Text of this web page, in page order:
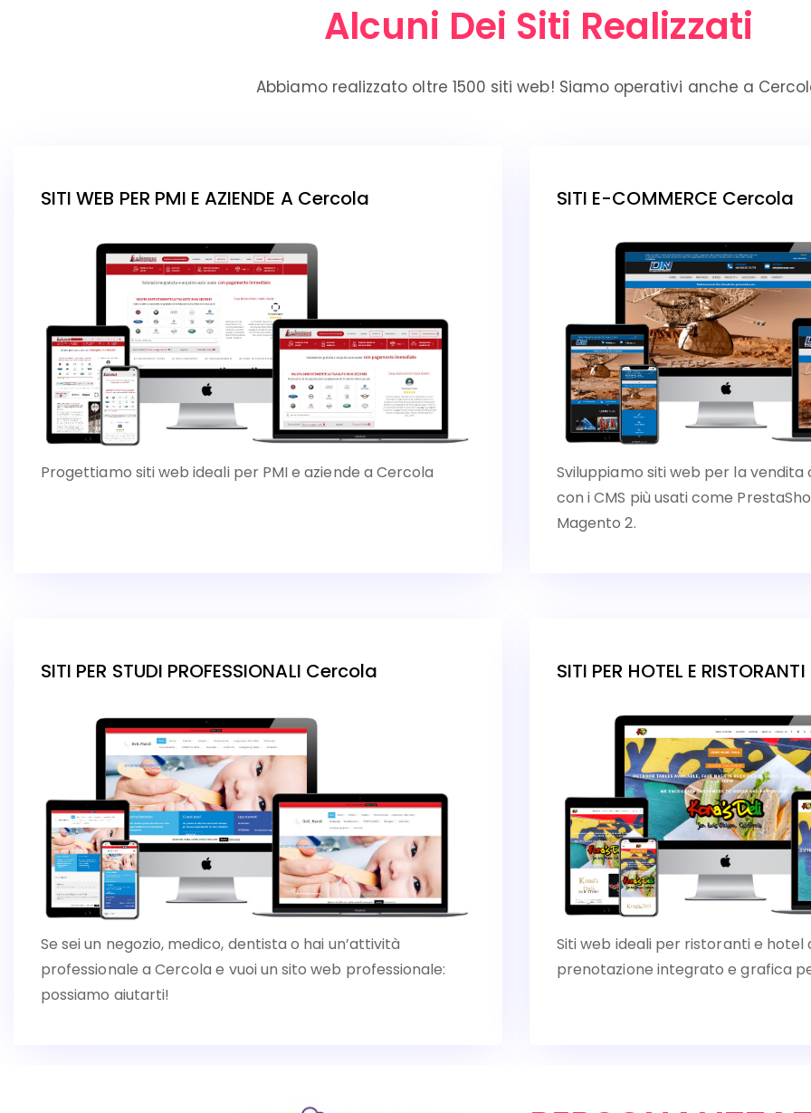
Alcuni Dei Siti Realizzati
Abbiamo realizzato oltre 1500 siti web! Siamo operativi anche a
SITI WEB PER PMI E AZIENDE A Cercola
Progettiamo siti web ideali per PMI e aziende a Cercola
SITI E-COMMERCE Cercola
Sviluppiamo siti web per la vendita
con i CMS più usati come
Magento 2.
SITI PER STUDI PROFESSIONALI Cercola
Se sei un negozio, medico, dentista o hai un’attività
professionale a Cercola e vuoi un sito web professionale:
possiamo aiutarti!
SITI PER HOTEL E
Siti web ideali per ristoranti e hotel
prenotazione integrato e grafica